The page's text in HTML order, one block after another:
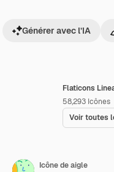
Flaticons
58,293 Icônes
Voir toutes
Générer avec l’IA
Icône de aigle